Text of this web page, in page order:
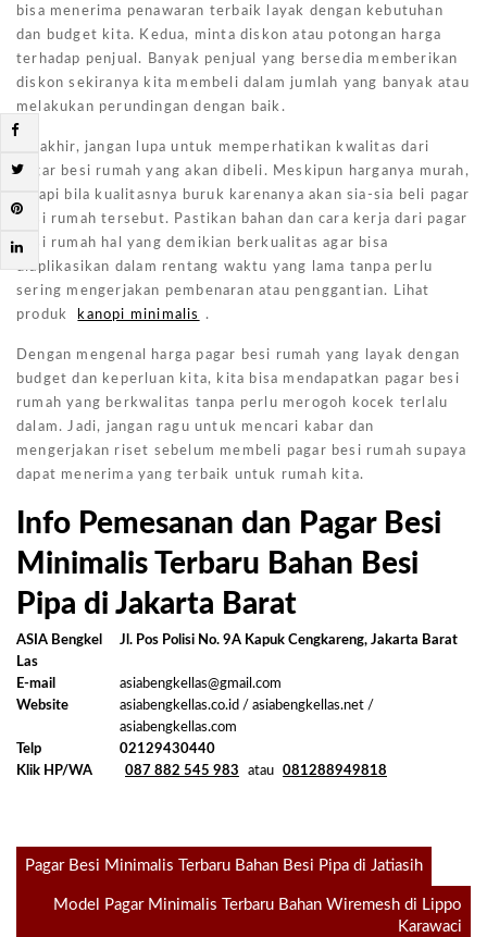
bisa menerima penawaran terbaik layak dengan kebutuhan
dan budget kita. Kedua, minta diskon atau potongan harga
terhadap penjual. Banyak penjual yang bersedia memberikan
diskon sekiranya kita membeli dalam jumlah yang banyak atau
melakukan perundingan dengan baik.
Terakhir, jangan lupa untuk memperhatikan kwalitas dari
pagar besi rumah yang akan dibeli. Meskipun harganya murah,
tetapi bila kualitasnya buruk karenanya akan sia-sia beli pagar
besi rumah tersebut. Pastikan bahan dan cara kerja dari pagar
besi rumah hal yang demikian berkualitas agar bisa
diaplikasikan dalam rentang waktu yang lama tanpa perlu
sering mengerjakan pembenaran atau penggantian. Lihat
produk
kanopi minimalis .
Dengan mengenal harga pagar besi rumah yang layak dengan
budget dan keperluan kita, kita bisa mendapatkan pagar besi
rumah yang berkwalitas tanpa perlu merogoh kocek terlalu
dalam. Jadi, jangan ragu untuk mencari kabar dan
mengerjakan riset sebelum membeli pagar besi rumah supaya
dapat menerima yang terbaik untuk rumah kita.
Info Pemesanan dan Pagar Besi
Minimalis Terbaru Bahan Besi
Pipa di Jakarta Barat
ASIA Bengkel
Las
Jl. Pos Polisi No. 9A Kapuk Cengkareng, Jakarta Barat
E-mail
asiabengkellas@gmail.com
Website
asiabengkellas.co.id / asiabengkellas.net /
asiabengkellas.com
Telp
02129430440
Klik HP/WA
087 882 545 983 atau 081288949818
Post
navigation
Pagar Besi Minimalis Terbaru Bahan Besi Pipa di Jatiasih
Model Pagar Minimalis Terbaru Bahan Wiremesh di Lippo
Karawaci